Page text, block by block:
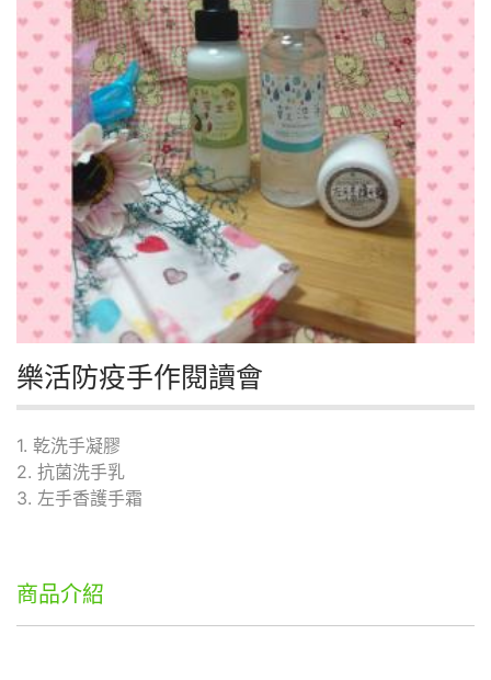
樂活防疫手作閱讀會
1. 乾洗手凝膠
2. 抗菌洗手乳
3. 左手香護手霜
商品介紹